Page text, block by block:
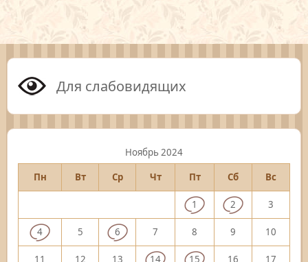
Для слабовидящих
Ноябрь 2024
Пн
Вт Ср Чт Пт Сб Вс
1 2 3
4 5 6 7 8 9 10
11 12 13 14 15 16 17